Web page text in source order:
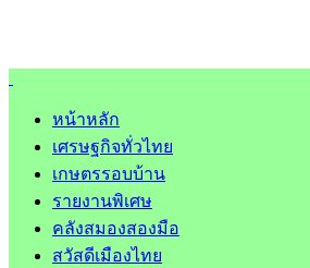
หน้าหลัก
เศรษฐกิจทั่วไทย
เกษตรรอบบ้าน
รายงานพิเศษ
คลังสมองสองมือ
สวัสดีเมืองไทย